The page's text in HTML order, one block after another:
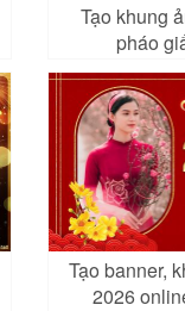
Tạo khung
pháo
Tạo banner,
2026